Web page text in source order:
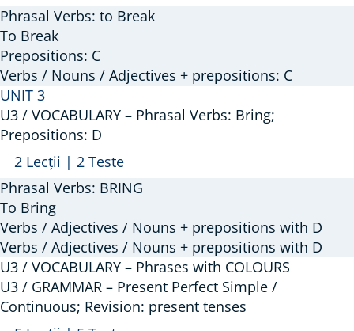
/
VOCABULARY
–
Phrasal
Verbs:
Break;
Prepositions:
C
Phrasal Verbs: to Break
To Break
Prepositions: C
Verbs / Nouns / Adjectives + prepositions: C
UNIT 3
U3 / VOCABULARY – Phrasal Verbs: Bring;
Prepositions: D
Arată
U3
/
VOCABULARY
–
Phrasal
Verbs:
Bring;
Prepositions:
2 Lecții | 2 Teste
Phrasal Verbs: BRING
To Bring
Verbs / Adjectives / Nouns + prepositions with D
Verbs / Adjectives / Nouns + prepositions with D
U3 / VOCABULARY – Phrases with COLOURS
U3 / GRAMMAR – Present Perfect Simple /
Continuous; Revision: present tenses